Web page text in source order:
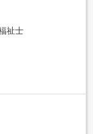
祉士